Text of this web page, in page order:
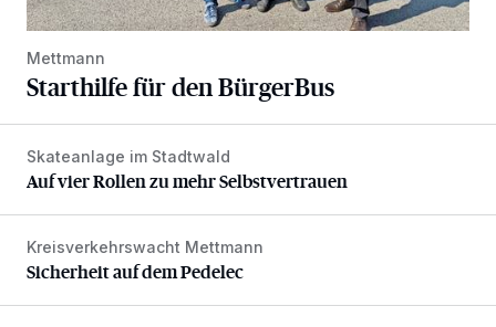
Mettmann
Starthilfe für den BürgerBus
Auf vier Rollen zu mehr Selbstvertrauen
Skateanlage im Stadtwald
Auf vier Rollen zu mehr Selbstvertrauen
Sicherheit auf dem Pedelec
Kreisverkehrswacht Mettmann
Sicherheit auf dem Pedelec